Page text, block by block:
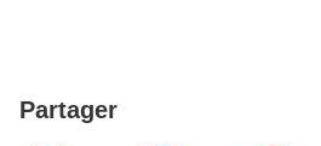
Partager